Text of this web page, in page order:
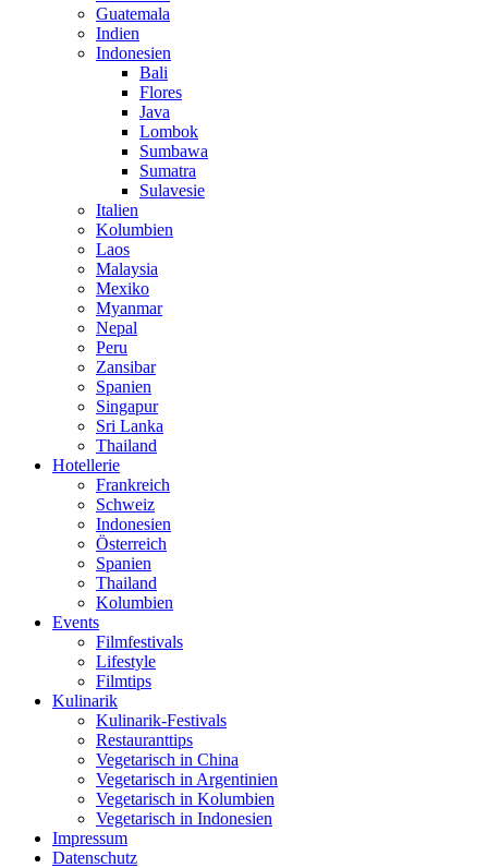
Guatemala
Indien
Indonesien
Bali
Flores
Java
Lombok
Sumbawa
Sumatra
Sulavesie
Italien
Kolumbien
Laos
Malaysia
Mexiko
Myanmar
Nepal
Peru
Zansibar
Spanien
Singapur
Sri Lanka
Thailand
Hotellerie
Frankreich
Schweiz
Indonesien
Österreich
Spanien
Thailand
Kolumbien
Events
Filmfestivals
Lifestyle
Filmtips
Kulinarik
Kulinarik-Festivals
Restauranttips
Vegetarisch in China
Vegetarisch in Argentinien
Vegetarisch in Kolumbien
Vegetarisch in Indonesien
Impressum
Datenschutz